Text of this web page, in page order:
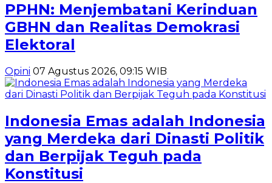
PPHN: Menjembatani Kerinduan
GBHN dan Realitas Demokrasi
Elektoral
Opini 07 Agustus 2026, 09:15 WIB
Indonesia Emas adalah Indonesia
yang Merdeka dari Dinasti Politik
dan Berpijak Teguh pada
Konstitusi